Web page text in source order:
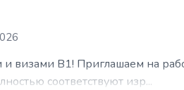
визами B1! Приглашаем на
соответствуют изр...